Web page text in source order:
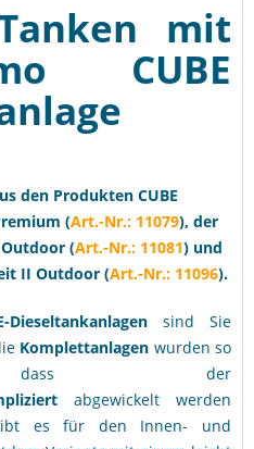
mit
CUBE
den Produkten CUBE
(Art.-Nr.: 11079), der
(Art.-Nr.: 11081) und
II Outdoor (Art.-Nr.: 11096).
Dieseltankanlagen sind Sie
Komplettanlagen wurden so
dass der
abgewickelt werden
es für den Innen- und